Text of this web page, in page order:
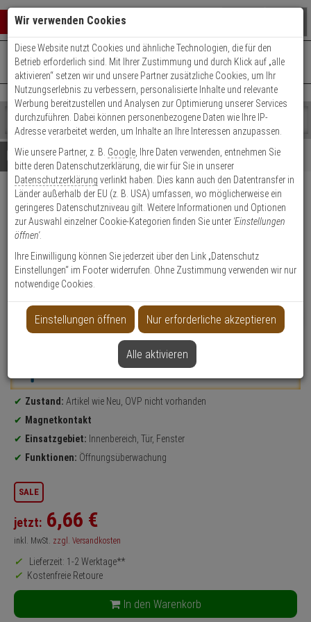
Warenkorb schließen
0 ARTIKEL IM WARENKORB
Ihr Warenkorb ist momentan leer.
Ergebnisse ()
Fertig
Shop
durchsuchen
Bitte
geben
Sie
mindestens
Zeichen
ein,
um
Suche
Es
wurde
noch
Kategorien
Suche
gestartet
+49 (0)821 899 493-0Mo. - Do.: 8:00 - 16:30 | Fr.: 8:00 - 14:00 Uhr
Kontaktservice nutzen
Details Beratung
Satel B-3A Metall-
Magnetkontakt+Kabelschutz B-
Ware
Produktmerkmale
Produktinformationen
Zustand: Artikel wie Neu, OVP nicht vorhanden
Magnetkontakt
Einsatzgebiet: Innenbereich, Tür, Fenster
Funktionen: Öffnungsüberwachung
SALE
jetzt: 6,66 €
inkl. MwSt. zzgl. Versandkosten
Lieferzeit: 1-2 Werktage**
Kostenfreie Retoure
In den Warenkorb
Wir verwenden Cookies
Diese Website nutzt Cookies und ähnliche Technologien, die für den
Betrieb erforderlich sind. Mit Ihrer Zustimmung und durch Klick auf „alle
aktivieren“ setzen wir und unsere Partner zusätzliche Cookies, um Ihr
Nutzungserlebnis zu verbessern, personalisierte Inhalte und relevante
Werbung bereitzustellen und Analysen zur Optimierung unserer Services
durchzuführen. Dabei können personenbezogene Daten wie Ihre IP-
Adresse verarbeitet werden, um Inhalte an Ihre Interessen anzupassen.
Wie unsere Partner, z. B. Google , Ihre Daten verwenden, entnehmen Sie
bitte deren Datenschutzerklärung, die wir für Sie in unserer
Datenschutzerklärung verlinkt haben. Dies kann auch den Datentransfer in
Länder außerhalb der EU (z. B. USA) umfassen, wo möglicherweise ein
geringeres Datenschutzniveau gilt. Weitere Informationen und Optionen
zur Auswahl einzelner Cookie-Kategorien finden Sie unter 'Einstellungen
öffnen'.
Ihre Einwilligung können Sie jederzeit über den Link „Datenschutz
Einstellungen“ im Footer widerrufen. Ohne Zustimmung verwenden wir nur
notwendige Cookies.
Einstellungen öffnen Nur erforderliche akzeptieren
Alle aktivieren